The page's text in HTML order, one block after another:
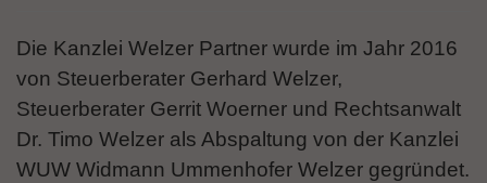
Die Kanzlei Welzer Partner wurde im Jahr 2016
von Steuerberater Gerhard Welzer,
Steuerberater Gerrit Woerner und Rechtsanwalt
Dr. Timo Welzer als Abspaltung von der Kanzlei
WUW Widmann Ummenhofer Welzer gegründet.